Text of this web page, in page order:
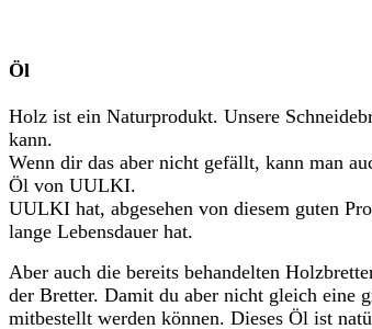
Öl
Holz ist ein Naturprodukt. Unsere
kann.
Wenn dir das aber nicht gefällt, kann man
Öl von UULKI.
UULKI hat, abgesehen von diesem guten
lange Lebensdauer hat.
Aber auch die bereits behandelten
der Bretter. Damit du aber nicht gleich eine
mitbestellt werden können. Dieses Öl ist